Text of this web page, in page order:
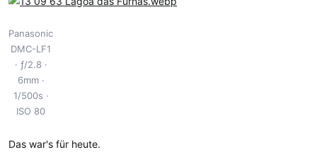
Panasonic
DMC-LF1
ƒ/2.8
6mm
1/500s
ISO 80
Das war's für heute.